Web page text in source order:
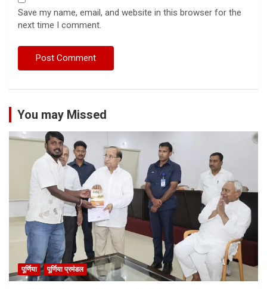
Save my name, email, and website in this browser for the
next time I comment.
You may Missed
पूर्णिया पूर्णिया प्रमंडल